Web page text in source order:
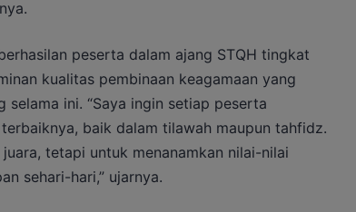
peserta dalam ajang STQH tingkat
kualitas pembinaan keagamaan yang
selama ini. “Saya ingin setiap peserta
baik dalam tilawah maupun tahfidz.
tetapi untuk menanamkan nilai-nilai
sehari-hari,” ujarnya.